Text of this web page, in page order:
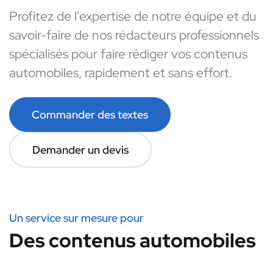
Profitez de l'expertise de notre équipe et du
savoir-faire de nos rédacteurs professionnels
spécialisés pour faire rédiger vos contenus
automobiles, rapidement et sans effort.
Commander des textes
Demander un devis
Un service sur mesure pour
Des contenus automobiles